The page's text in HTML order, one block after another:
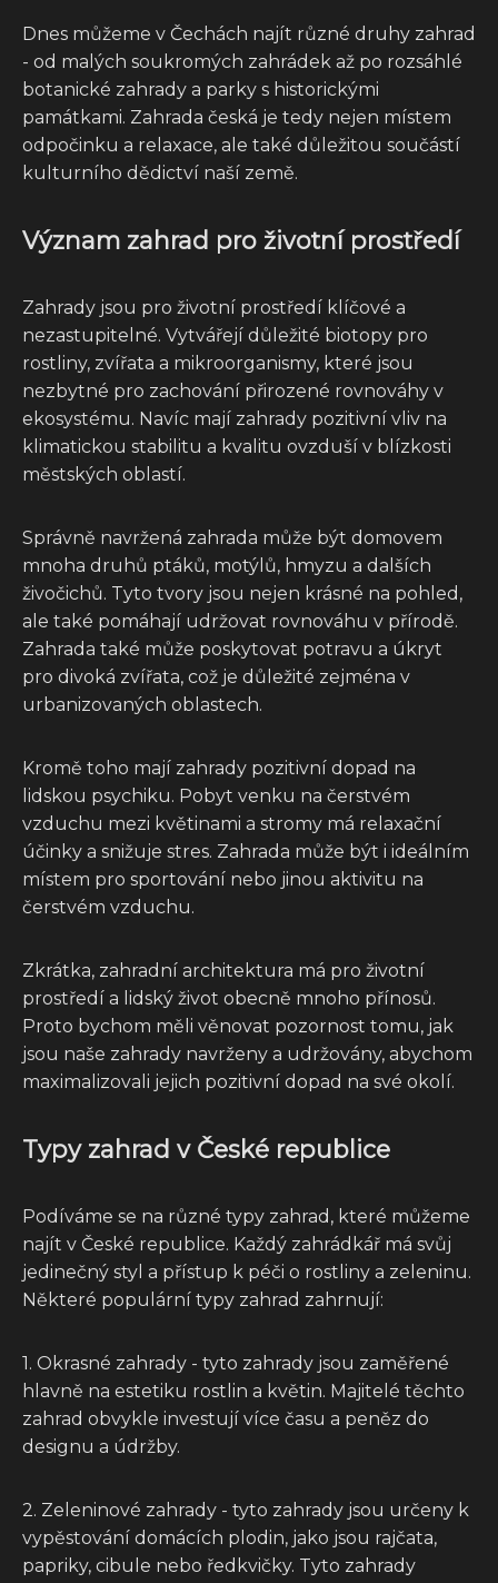
Dnes můžeme v Čechách najít různé druhy zahrad
- od malých soukromých zahrádek až po rozsáhlé
botanické zahrady a parky s historickými
památkami. Zahrada česká je tedy nejen místem
odpočinku a relaxace, ale také důležitou součástí
kulturního dědictví naší země.
Význam zahrad pro životní prostředí
Zahrady jsou pro životní prostředí klíčové a
nezastupitelné. Vytvářejí důležité biotopy pro
rostliny, zvířata a mikroorganismy, které jsou
nezbytné pro zachování přirozené rovnováhy v
ekosystému. Navíc mají zahrady pozitivní vliv na
klimatickou stabilitu a kvalitu ovzduší v blízkosti
městských oblastí.
Správně navržená zahrada může být domovem
mnoha druhů ptáků, motýlů, hmyzu a dalších
živočichů. Tyto tvory jsou nejen krásné na pohled,
ale také pomáhají udržovat rovnováhu v přírodě.
Zahrada také může poskytovat potravu a úkryt
pro divoká zvířata, což je důležité zejména v
urbanizovaných oblastech.
Kromě toho mají zahrady pozitivní dopad na
lidskou psychiku. Pobyt venku na čerstvém
vzduchu mezi květinami a stromy má relaxační
účinky a snižuje stres. Zahrada může být i ideálním
místem pro sportování nebo jinou aktivitu na
čerstvém vzduchu.
Zkrátka, zahradní architektura má pro životní
prostředí a lidský život obecně mnoho přínosů.
Proto bychom měli věnovat pozornost tomu, jak
jsou naše zahrady navrženy a udržovány, abychom
maximalizovali jejich pozitivní dopad na své okolí.
Typy zahrad v České republice
Podíváme se na různé typy zahrad, které můžeme
najít v České republice. Každý zahrádkář má svůj
jedinečný styl a přístup k péči o rostliny a zeleninu.
Některé populární typy zahrad zahrnují:
1. Okrasné zahrady - tyto zahrady jsou zaměřené
hlavně na estetiku rostlin a květin. Majitelé těchto
zahrad obvykle investují více času a peněz do
designu a údržby.
2. Zeleninové zahrady - tyto zahrady jsou určeny k
vypěstování domácích plodin, jako jsou rajčata,
papriky, cibule nebo ředkvičky. Tyto zahrady